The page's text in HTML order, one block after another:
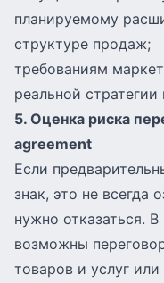
планируемому
структуре продаж;
требованиям
реальной стратегии
5. Оценка риска
agreement
Если
знак, это не всегда
нужно отказаться.
возможны
товаров и услуг